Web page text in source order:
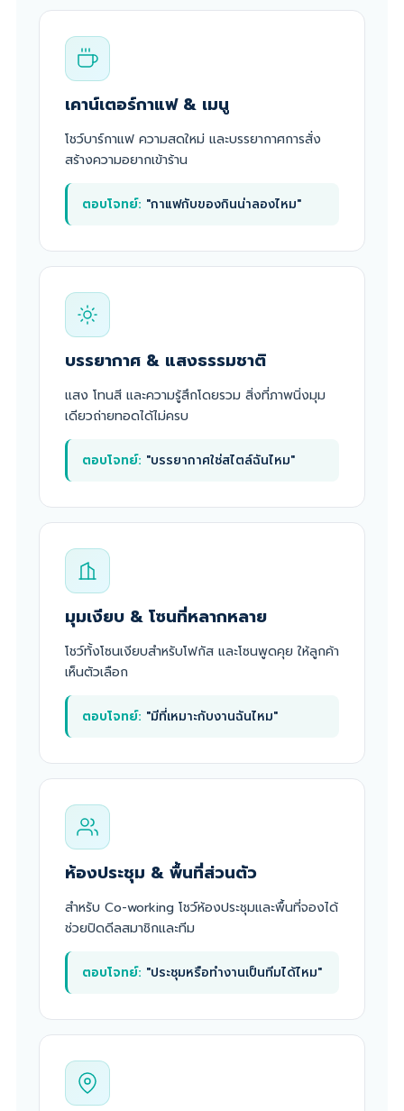
เคาน์เตอร์กาแฟ & เมนู
โชว์บาร์กาแฟ ความสดใหม่ และบรรยากาศการสั่ง
สร้างความอยากเข้าร้าน
ตอบโจทย์: "กาแฟกับของกินน่าลองไหม"
บรรยากาศ & แสงธรรมชาติ
แสง โทนสี และความรู้สึกโดยรวม สิ่งที่ภาพนิ่งมุม
เดียวถ่ายทอดได้ไม่ครบ
ตอบโจทย์: "บรรยากาศใช่สไตล์ฉันไหม"
มุมเงียบ & โซนที่หลากหลาย
โชว์ทั้งโซนเงียบสำหรับโฟกัส และโซนพูดคุย ให้ลูกค้า
เห็นตัวเลือก
ตอบโจทย์: "มีที่เหมาะกับงานฉันไหม"
ห้องประชุม & พื้นที่ส่วนตัว
สำหรับ Co-working โชว์ห้องประชุมและพื้นที่จองได้
ช่วยปิดดีลสมาชิกและทีม
ตอบโจทย์: "ประชุมหรือทำงานเป็นทีมได้ไหม"